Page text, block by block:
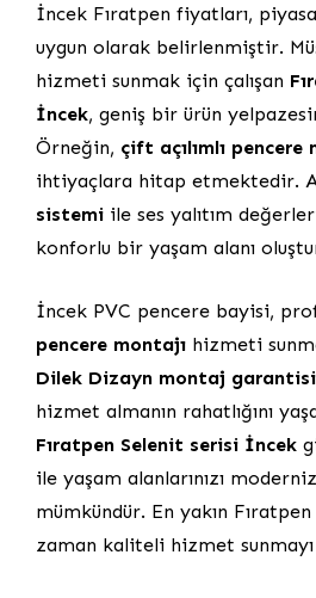
İncek Fıratpen fiyatları,
uygun olarak belirlenmiştir.
hizmeti sunmak için çalışan
İncek, geniş bir ürün
Örneğin, çift açılımlı pencere
ihtiyaçlara hitap etmektedir.
sistemi ile ses yalıtım
konforlu bir yaşam alanı
İncek PVC pencere bayisi,
pencere montajı hizmeti
Dilek Dizayn montaj garantisi
hizmet almanın rahatlığını
Fıratpen Selenit serisi İncek
ile yaşam alanlarınızı
mümkündür. En yakın
zaman kaliteli hizmet